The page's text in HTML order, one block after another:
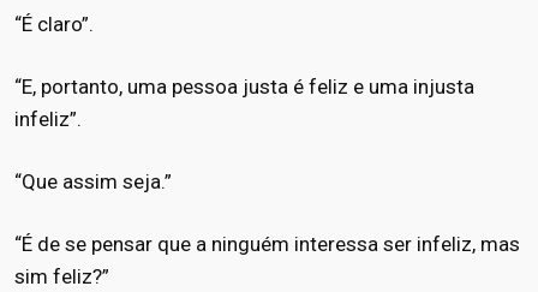
“É claro”.
“E, portanto, uma pessoa justa é feliz e uma injusta
infeliz”.
“Que assim seja.”
“É de se pensar que a ninguém interessa ser infeliz, mas
sim feliz?”